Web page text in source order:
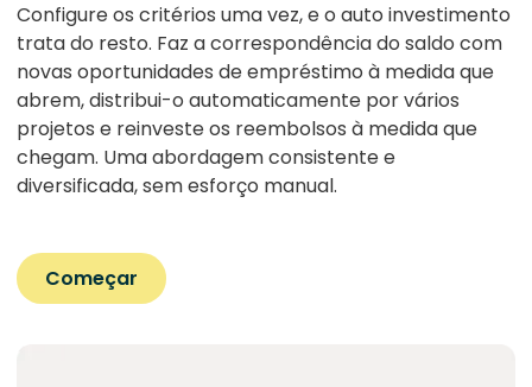
Configure os critérios uma vez, e o auto investimento
trata do resto. Faz a correspondência do saldo com
novas oportunidades de empréstimo à medida que
abrem, distribui-o automaticamente por vários
projetos e reinveste os reembolsos à medida que
chegam. Uma abordagem consistente e
diversificada, sem esforço manual.
Começar